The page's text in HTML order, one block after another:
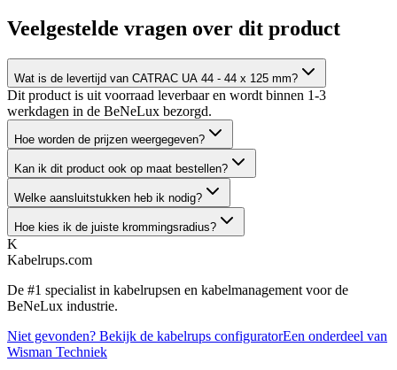
Veelgestelde vragen over dit product
Wat is de levertijd van CATRAC UA 44 - 44 x 125 mm?
Dit product is uit voorraad leverbaar en wordt binnen 1-3
werkdagen in de BeNeLux bezorgd.
Hoe worden de prijzen weergegeven?
Kan ik dit product ook op maat bestellen?
Welke aansluitstukken heb ik nodig?
Hoe kies ik de juiste krommingsradius?
K
Kabelrups.com
De #1 specialist in kabelrupsen en kabelmanagement voor de
BeNeLux industrie.
Niet gevonden? Bekijk de kabelrups configuratorEen onderdeel van
Wisman Techniek